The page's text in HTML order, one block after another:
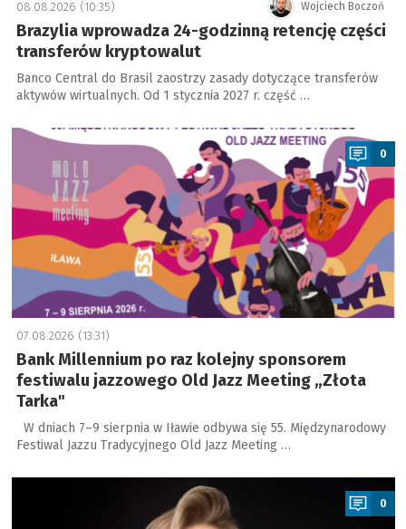
Wojciech Boczoń
08.08.2026 (10:35)
Brazylia wprowadza 24-godzinną retencję części
transferów kryptowalut
Banco Central do Brasil zaostrzy zasady dotyczące transferów
aktywów wirtualnych. Od 1 stycznia 2027 r. część …
a
0
07.08.2026 (13:31)
Bank Millennium po raz kolejny sponsorem
festiwalu jazzowego Old Jazz Meeting „Złota
Tarka"
W dniach 7–9 sierpnia w Iławie odbywa się 55. Międzynarodowy
Festiwal Jazzu Tradycyjnego Old Jazz Meeting …
a
0